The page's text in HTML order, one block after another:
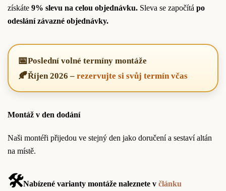
získáte 9% slevu na celou objednávku. Sleva se započítá po
odeslání závazné objednávky.
📅Poslední volné termíny montáže
🍂Říjen 2026 – rezervujte si svůj termín včas
Montáž v den dodání
Naši montéři přijedou ve stejný den jako doručení a sestaví altán
na místě.
🛠️Nabízené varianty montáže naleznete v článku